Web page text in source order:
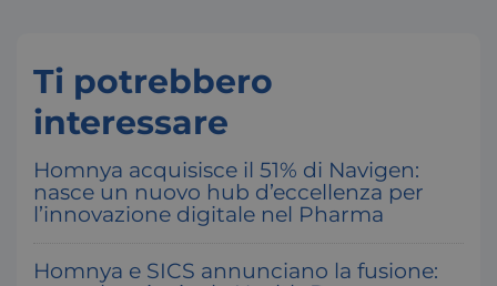
Ti potrebbero
interessare
Homnya acquisisce il 51% di Navigen:
nasce un nuovo hub d’eccellenza per
l’innovazione digitale nel Pharma
Homnya e SICS annunciano la fusione:
Necessari Statistici
I cookie necessari contribuiscono a rendere fruibile il sito web
protette del sito. Il sito web non è in grado di funzionare
questi cookie.
Nome
Fornitore / Dominio
.access.consulcesi.it